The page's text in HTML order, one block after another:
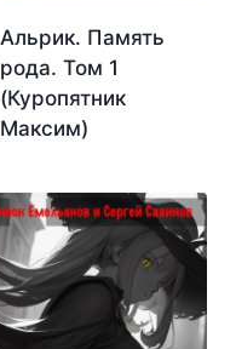
Альрик. Память
рода. Том 1
(Куропятник
Максим)